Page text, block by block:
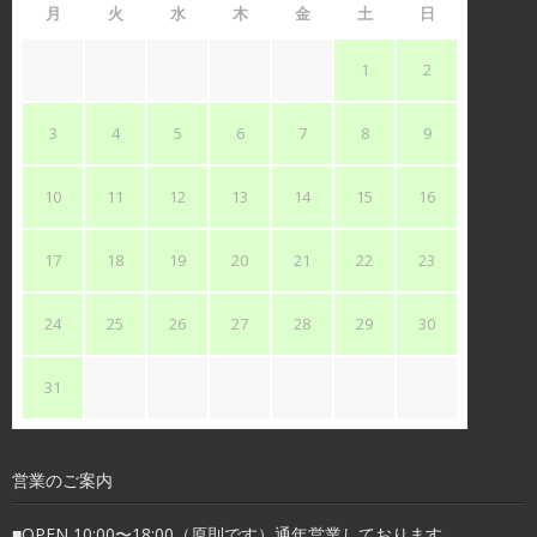
月 火 水 木 金 土 日
1 2
3 4 5 6 7 8 9
10 11 12 13 14 15 16
17 18 19 20 21 22 23
24 25 26 27 28 29 30
31
営業のご案内